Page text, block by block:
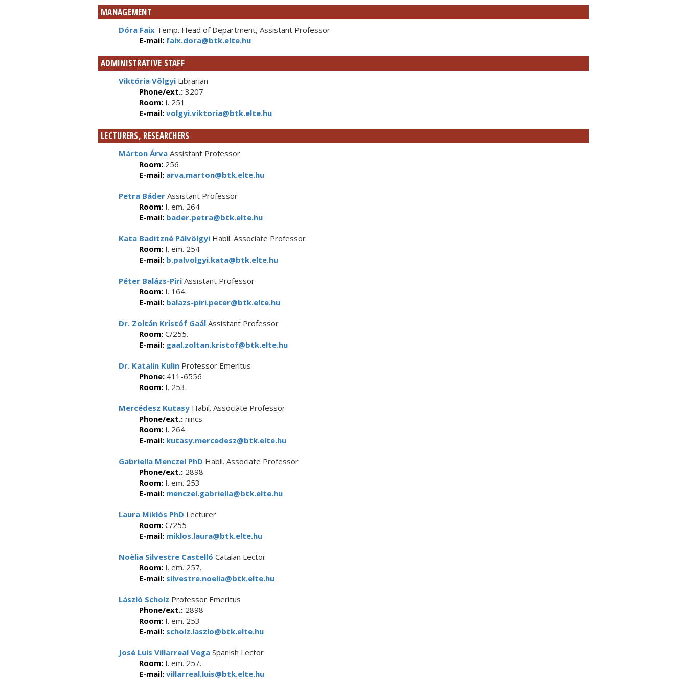
MANAGEMENT
Dóra Faix Temp. Head of Department, Assistant Professor
E-mail: faix.dora@btk.elte.hu
ADMINISTRATIVE STAFF
Viktória Völgyi Librarian
Phone/ext.: 3207
Room: I. 251
E-mail: volgyi.viktoria@btk.elte.hu
LECTURERS, RESEARCHERS
Márton Árva Assistant Professor
Room: 256
E-mail: arva.marton@btk.elte.hu
Petra Báder Assistant Professor
Room: I. em. 264
E-mail: bader.petra@btk.elte.hu
Kata Baditzné Pálvölgyi Habil. Associate Professor
Room: I. em. 254
E-mail: b.palvolgyi.kata@btk.elte.hu
Péter Balázs-Piri Assistant Professor
Room: I. 164.
E-mail: balazs-piri.peter@btk.elte.hu
Dr. Zoltán Kristóf Gaál Assistant Professor
Room: C/255.
E-mail: gaal.zoltan.kristof@btk.elte.hu
Dr. Katalin Kulin Professor Emeritus
Phone: 411-6556
Room: I. 253.
Mercédesz Kutasy Habil. Associate Professor
Phone/ext.: nincs
Room: I. 264.
E-mail: kutasy.mercedesz@btk.elte.hu
Gabriella Menczel PhD Habil. Associate Professor
Phone/ext.: 2898
Room: I. em. 253
E-mail: menczel.gabriella@btk.elte.hu
Laura Miklós PhD Lecturer
Room: C/255
E-mail: miklos.laura@btk.elte.hu
Noèlia Silvestre Castelló Catalan Lector
Room: I. em. 257.
E-mail: silvestre.noelia@btk.elte.hu
László Scholz Professor Emeritus
Phone/ext.: 2898
Room: I. em. 253
E-mail: scholz.laszlo@btk.elte.hu
José Luis Villarreal Vega Spanish Lector
Room: I. em. 257.
E-mail: villarreal.luis@btk.elte.hu